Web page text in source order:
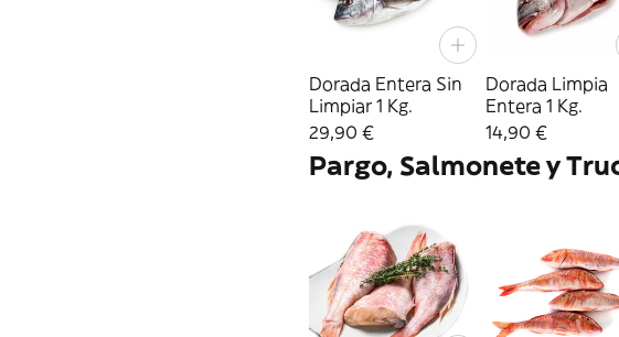
Dorada Entera Sin
Limpiar 1 Kg.
29,90 €
Dorada Limpia
Entera 1 Kg.
14,90 €
Pargo, Salmonete y